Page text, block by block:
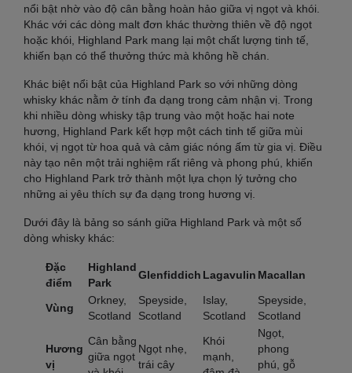
nổi bật nhờ vào độ cân bằng hoàn hảo giữa vị ngọt và khói.
Khác với các dòng malt đơn khác thường thiên về độ ngọt
hoặc khói, Highland Park mang lại một chất lượng tinh tế,
khiến bạn có thể thưởng thức mà không hề chán.
Khác biệt nổi bật của Highland Park so với những dòng
whisky khác nằm ở tính đa dạng trong cảm nhận vị. Trong
khi nhiều dòng whisky tập trung vào một hoặc hai note
hương, Highland Park kết hợp một cách tinh tế giữa mùi
khói, vị ngọt từ hoa quả và cảm giác nóng ấm từ gia vị. Điều
này tạo nên một trải nghiệm rất riêng và phong phú, khiến
cho Highland Park trở thành một lựa chọn lý tưởng cho
những ai yêu thích sự đa dạng trong hương vị.
Dưới đây là bảng so sánh giữa Highland Park và một số
dòng whisky khác:
Đặc
điểm
Highland
Park
Glenfiddich Lagavulin Macallan
Vùng
Orkney,
Scotland
Speyside,
Scotland
Islay,
Scotland
Speyside,
Scotland
Hương
vị
Cân bằng
giữa ngọt
Ngọt nhẹ,
trái cây
Khói
mạnh,
Ngọt,
phong
phú, gỗ